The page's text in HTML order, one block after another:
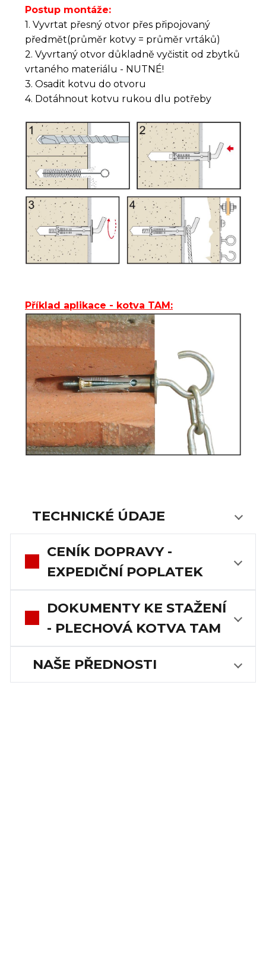
Postup montáže:
1. Vyvrtat přesný otvor přes připojovaný
předmět(průměr kotvy = průměr vrtáků)
2. Vyvrtaný otvor důkladně vyčistit od zbytků
vrtaného materiálu - NUTNÉ!
3. Osadit kotvu do otvoru
4. Dotáhnout kotvu rukou dlu potřeby
Příklad aplikace - kotva TAM:
TECHNICKÉ ÚDAJE
CENÍK DOPRAVY -
EXPEDIČNÍ POPLATEK
DOKUMENTY KE STAŽENÍ
- PLECHOVÁ KOTVA TAM
NAŠE PŘEDNOSTI